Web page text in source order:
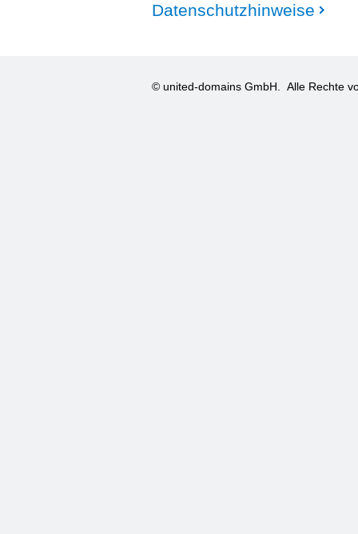
Datenschutzhinweise
© united-domains GmbH. Alle Rechte